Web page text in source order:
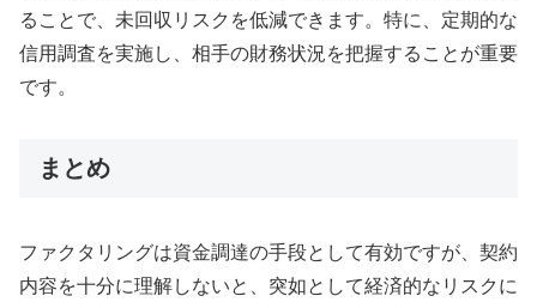
ることで、未回収リスクを低減できます。特に、定期的な
信用調査を実施し、相手の財務状況を把握することが重要
です。
まとめ
ファクタリングは資金調達の手段として有効ですが、契約
内容を十分に理解しないと、突如として経済的なリスクに